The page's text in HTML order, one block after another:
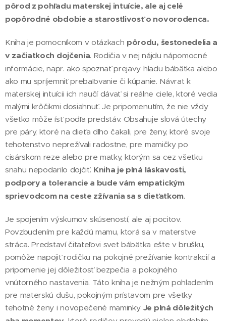
pôrod z pohľadu materskej intuície, ale aj celé
popôrodné obdobie a starostlivosť o novorodenca.
Kniha je pomocníkom v otázkach pôrodu, šestonedelia a
v začiatkoch dojčenia. Rodičia v nej nájdu nápomocné
informácie, napr. ako spoznať prejavy hladu bábätka alebo
ako mu spríjemniť prebaľovanie či kúpanie. Návrat k
materskej intuícii ich naučí dávať si reálne ciele, ktoré vedia
malými krôčikmi dosiahnuť. Je pripomenutím, že nie vždy
všetko môže ísť podľa predstáv. Obsahuje slová útechy
pre páry, ktoré na dieťa dlho čakali, pre ženy, ktoré svoje
tehotenstvo neprežívali radostne, pre mamičky po
cisárskom reze alebo pre matky, ktorým sa cez všetku
snahu nepodarilo dojčiť. Kniha je plná láskavosti,
podpory a tolerancie a bude vám empatickým
sprievodcom na ceste zžívania sa s dieťatkom.
Je spojením výskumov, skúseností, ale aj pocitov.
Povzbudením pre každú mamu, ktorá sa v materstve
stráca. Predstaví čitateľovi svet bábätka ešte v brušku,
pomôže napojiť rodičku na pokojné prežívanie kontrakcií a
pripomenie jej dôležitosť bezpečia a pokojného
vnútorného nastavenia. Táto kniha je nežným pohladením
pre materskú dušu, pokojným prístavom pre všetky
tehotné ženy i novopečené maminky. Je plná dôležitých